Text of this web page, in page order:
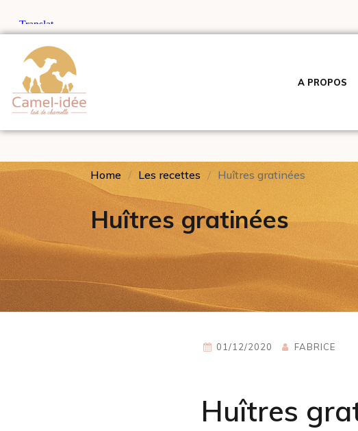
A PROPOS
Home Les recettes Huîtres gratinées
Huîtres gratinées
01/12/2020 FABRICE
Huîtres